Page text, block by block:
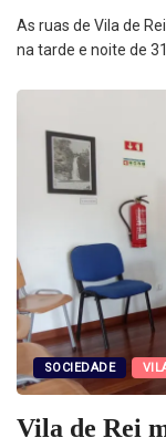
As ruas de Vila de
na tarde e noite de
SOCIEDADE
Vila de Rei